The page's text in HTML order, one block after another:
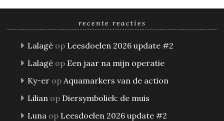
recente reacties
Lalagè op Leesdoelen 2026 update #2
Lalagè op Een jaar na mijn operatie
Ky-er op Aquamarkers van de action
Lilian op Diersymboliek: de muis
Luna op Leesdoelen 2026 update #2